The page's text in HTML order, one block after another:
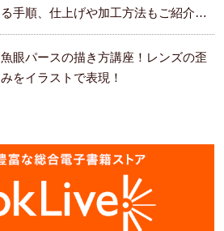
る手順、仕上げや加工方法もご紹介し
ます。
魚眼パースの描き方講座！レンズの歪
みをイラストで表現！